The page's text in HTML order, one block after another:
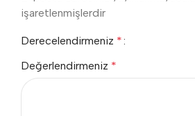
işaretlenmişlerdir
Derecelendirmeniz *
Değerlendirmeniz *